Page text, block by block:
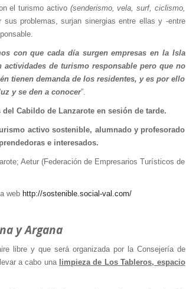
el turismo activo (senderismo, vela, surf, ciclismo,
problemas, surjan sinergias entre ellas y -entre
con que cada día surgen empresas en la Isla
de turismo responsable pero que no
tienen demanda de los residentes, y es por ello
y se den a conocer”.
Cabildo de Lanzarote en sesión de tarde.
activo sostenible, alumnado y profesorado
e interesados.
Aetur (Federación de Empresarios Turísticos de
web http://sostenible.social-val.com/
y Argana
libre y que será organizada por la Consejería de
a cabo una limpieza de Los Tableros, espacio